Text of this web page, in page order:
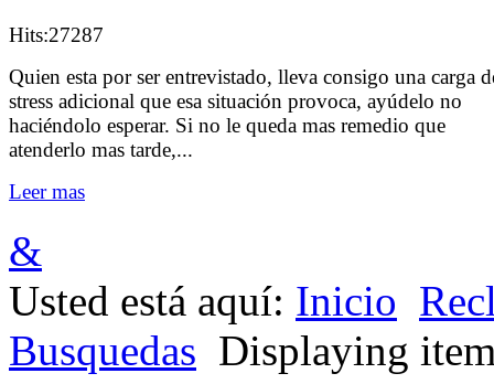
Hits:27287
Quien esta por ser entrevistado, lleva consigo una carga
stress adicional que esa situación provoca, ayúdelo no
haciéndolo esperar. Si no le queda mas remedio que
atenderlo mas tarde,...
Leer mas
&
Usted está aquí: Inicio
Busquedas Displaying